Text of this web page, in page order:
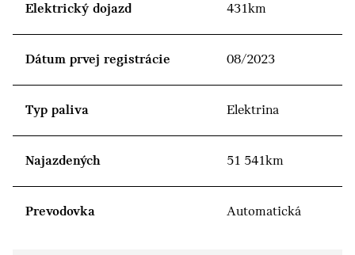
Elektrický dojazd 431km
Dátum prvej registrácie 08/2023
Typ paliva Elektrina
Najazdených 51 541km
Prevodovka Automatická